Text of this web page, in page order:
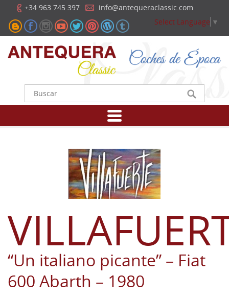
+34 963 745 397
info@antequeraclassic.com
Select Language ▼
“Un italiano picante” – Fiat
600 Abarth – 1980